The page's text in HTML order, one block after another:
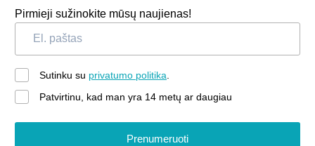
Pirmieji sužinokite mūsų naujienas!
Prenumeruoti
Sutinku su privatumo politika.
Patvirtinu, kad man yra 14 metų ar daugiau